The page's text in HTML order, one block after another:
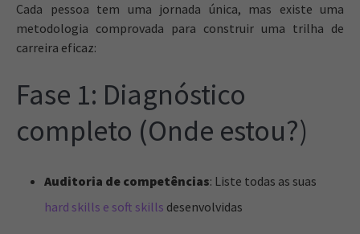
Cada pessoa tem uma jornada única, mas existe uma
metodologia comprovada para construir uma trilha de
carreira eficaz:
Fase 1: Diagnóstico
completo (Onde estou?)
Auditoria de competências: Liste todas as suas
hard skills e soft skills desenvolvidas